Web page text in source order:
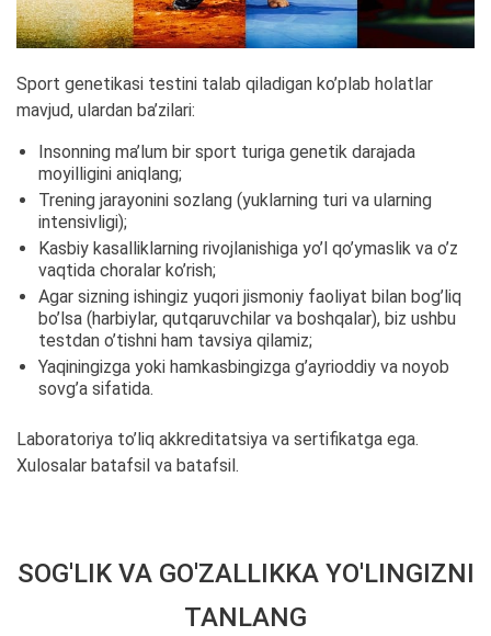
Sport genetikasi testini talab qiladigan ko’plab holatlar
mavjud, ulardan ba’zilari:
Insonning ma’lum bir sport turiga genetik darajada
moyilligini aniqlang;
Trening jarayonini sozlang (yuklarning turi va ularning
intensivligi);
Kasbiy kasalliklarning rivojlanishiga yo’l qo’ymaslik va o’z
vaqtida choralar ko’rish;
Agar sizning ishingiz yuqori jismoniy faoliyat bilan bog’liq
bo’lsa (harbiylar, qutqaruvchilar va boshqalar), biz ushbu
testdan o’tishni ham tavsiya qilamiz;
Yaqiningizga yoki hamkasbingizga g’ayrioddiy va noyob
sovg’a sifatida.
Laboratoriya to’liq akkreditatsiya va sertifikatga ega.
Xulosalar batafsil va batafsil.
SOG'LIK VA GO'ZALLIKKA YO'LINGIZNI
TANLANG